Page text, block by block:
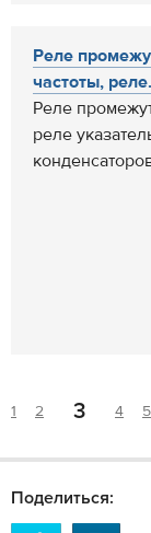
Реле
частоты,
Реле
реле
1 2 3 4 5
Поделиться: